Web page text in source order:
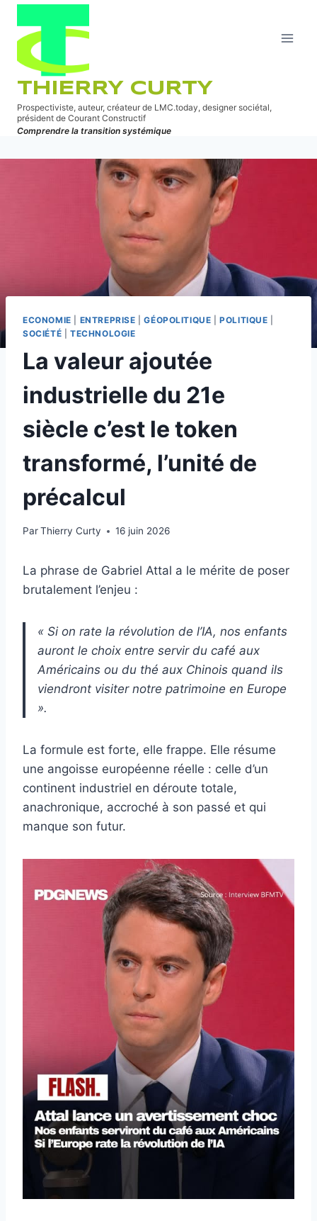
Aller
contenu
THIERRY CURTY
Prospectiviste, auteur, créateur de LMC.today, designer sociétal,
président de Courant Constructif
Comprendre la transition systémique
ECONOMIE ENTREPRISE |GÉOPOLITIQUE |POLITIQUE
SOCIÉTÉ
TECHNOLOGIE
La valeur ajoutée
industrielle du 21e
siècle c’est le token
transformé, l’unité de
précalcul
ParThierry Curty 16 juin 2026
La phrase de Gabriel Attal a le mérite de poser
brutalement l’enjeu :
« Si on rate la révolution de l’IA, nos enfants
auront le choix entre servir du café aux
Américains ou du thé aux Chinois quand ils
viendront visiter notre patrimoine en Europe
».
La formule est forte, elle frappe. Elle résume
une angoisse européenne réelle : celle d’un
continent industriel en déroute totale,
anachronique, accroché à son passé et qui
manque son futur.